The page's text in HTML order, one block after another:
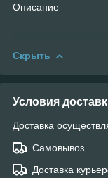
Описание
Скрыть
Условия
Доставка
Самовывоз
Доставка